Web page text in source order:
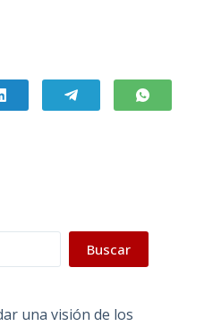
Buscar
una visión de los